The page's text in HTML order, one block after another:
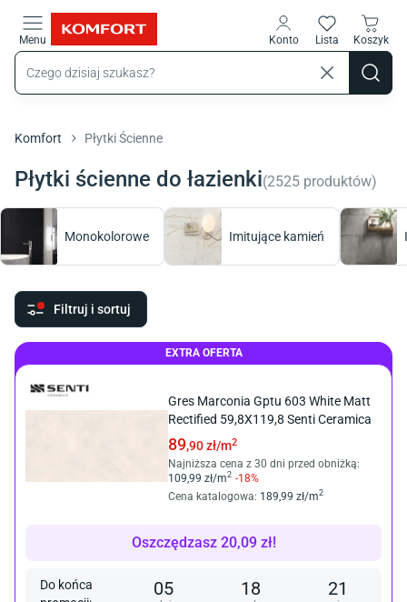
Menu Konto Lista Koszyk
Komfort Płytki Ścienne
Płytki ścienne do łazienki(2525 produktów)
Monokolorowe Imitujące kamień
Filtruj i sortuj
EXTRA OFERTA
Gres Marconia Gptu 603 White Matt
Rectified 59,8X119,8 Senti Ceramica
89,90 zł/m2
Najniższa cena z 30 dni przed obniżką:
109,99 zł/m2 -18%
Cena katalogowa: 189,99 zł/m2
Oszczędzasz 20,09 zł!
Do końca
05 18 21